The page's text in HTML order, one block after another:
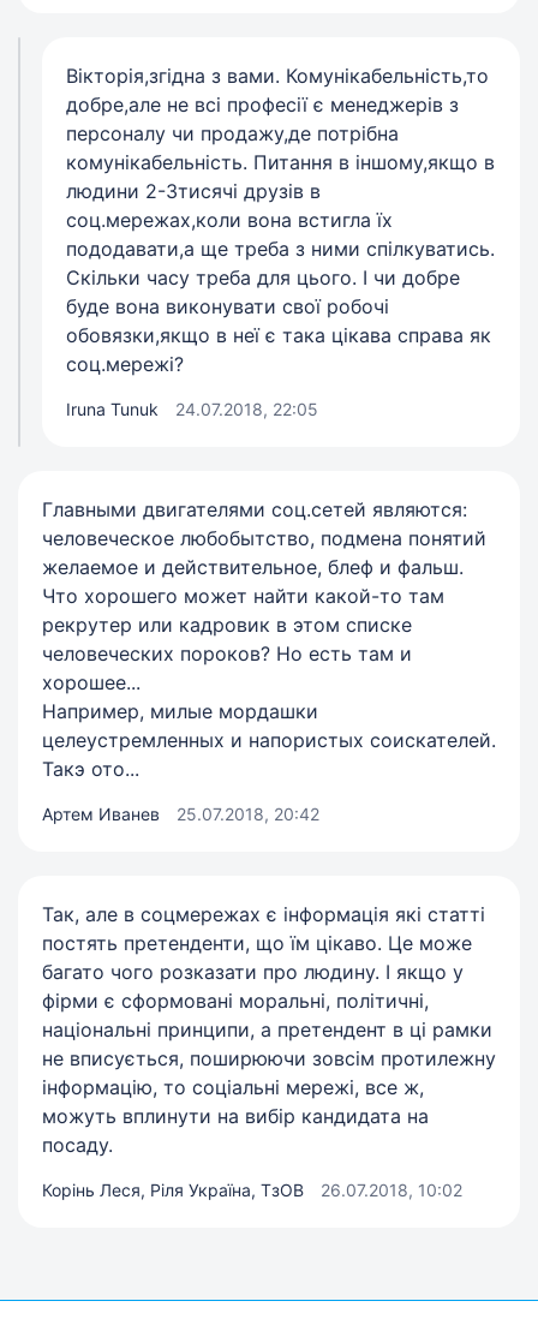
Вікторія,згідна з вами. Комунікабельність,то
добре,але не всі професії є менеджерів з
персоналу чи продажу,де потрібна
комунікабельність. Питання в іншому,якщо в
людини 2-3тисячі друзів в
соц.мережах,коли вона встигла їх
пододавати,а ще треба з ними спілкуватись.
Скільки часу треба для цього. І чи добре
буде вона виконувати свої робочі
обовязки,якщо в неї є така цікава справа як
соц.мережі?
Iruna Tunuk 24.07.2018, 22:05
Главными двигателями соц.сетей являются:
человеческое любобытство, подмена понятий
желаемое и действительное, блеф и фальш.
Что хорошего может найти какой-то там
рекрутер или кадровик в этом списке
человеческих пороков? Но есть там и
хорошее...
Например, милые мордашки
целеустремленных и напористых соискателей.
Такэ ото...
Артем Иванев 25.07.2018, 20:42
Так, але в соцмережах є інформація які статті
постять претенденти, що їм цікаво. Це може
багато чого розказати про людину. І якщо у
фірми є сформовані моральні, політичні,
національні принципи, а претендент в ці рамки
не вписується, поширюючи зовсім протилежну
інформацію, то соціальні мережі, все ж,
можуть вплинути на вибір кандидата на
посаду.
Корінь Леся, Ріля Україна, ТзОВ 26.07.2018, 10:02